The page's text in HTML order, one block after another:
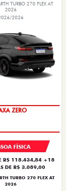
TURBO 270 FLEX AT
2026
2026
DE FIAT 0KM
FÍSICA
R$ 118.434,84 +18
DE R$ 3.089,00
TURBO 270 FLEX AT
2026